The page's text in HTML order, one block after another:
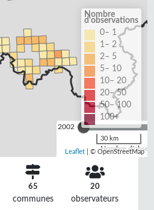
2002
Nombre
Nombre
d'observations
0– 1
1– 2
2– 5
5– 10
10– 20
20– 50
50– 100
100+
30 km
Leaflet | © OpenStreetMap
65
communes
20
observateurs